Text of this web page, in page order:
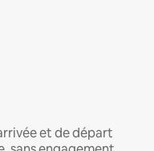
et de départ